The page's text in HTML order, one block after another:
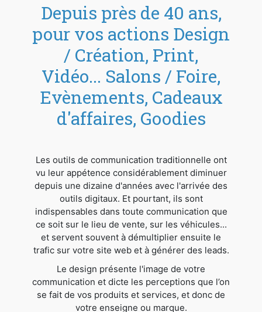
Depuis près de 40 ans,
pour vos actions Design
/ Création, Print,
Vidéo... Salons / Foire,
Evènements, Cadeaux
d'affaires, Goodies
Les outils de communication traditionnelle ont
vu leur appétence considérablement diminuer
depuis une dizaine d'années avec l'arrivée des
outils digitaux. Et pourtant, ils sont
indispensables dans toute communication que
ce soit sur le lieu de vente, sur les véhicules...
et servent souvent à démultiplier ensuite le
trafic sur votre site web et à générer des leads.
Le design présente l'image de votre
communication et dicte les perceptions que l’on
se fait de vos produits et services, et donc de
votre enseigne ou marque.